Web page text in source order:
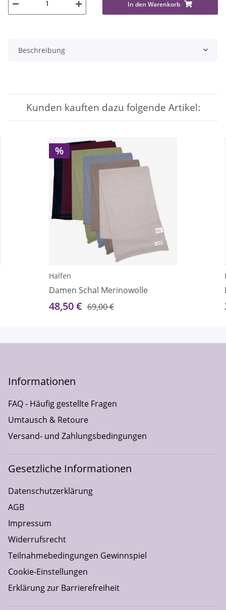
In den Warenkorb
Beschreibung
Kunden kauften dazu folgende Artikel:
%
Halfen
Damen Schal Merinowolle
48,50 € 69,00 €
Informationen
FAQ - Häufig gestellte Fragen
Umtausch & Retoure
Versand- und Zahlungsbedingungen
Gesetzliche Informationen
Datenschutzerklärung
AGB
Impressum
Widerrufsrecht
Teilnahmebedingungen Gewinnspiel
Cookie-Einstellungen
Erklärung zur Barrierefreiheit